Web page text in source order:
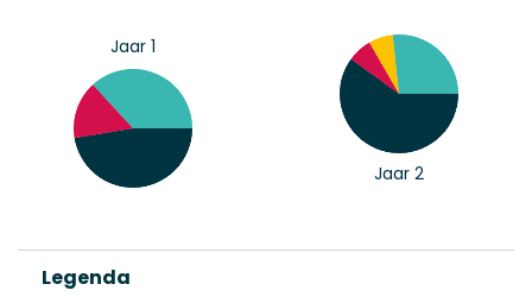
Jaar 1
Jaar 2
Legenda